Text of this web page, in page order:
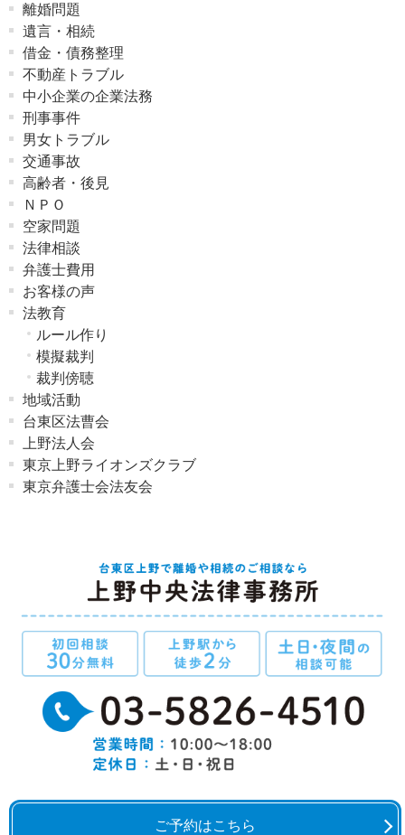
離婚問題
遺言・相続
借金・債務整理
不動産トラブル
中小企業の企業法務
刑事事件
男女トラブル
交通事故
高齢者・後見
ＮＰＯ
空家問題
法律相談
弁護士費用
お客様の声
法教育
ルール作り
模擬裁判
裁判傍聴
地域活動
台東区法曹会
上野法人会
東京上野ライオンズクラブ
東京弁護士会法友会
ご予約はこちら